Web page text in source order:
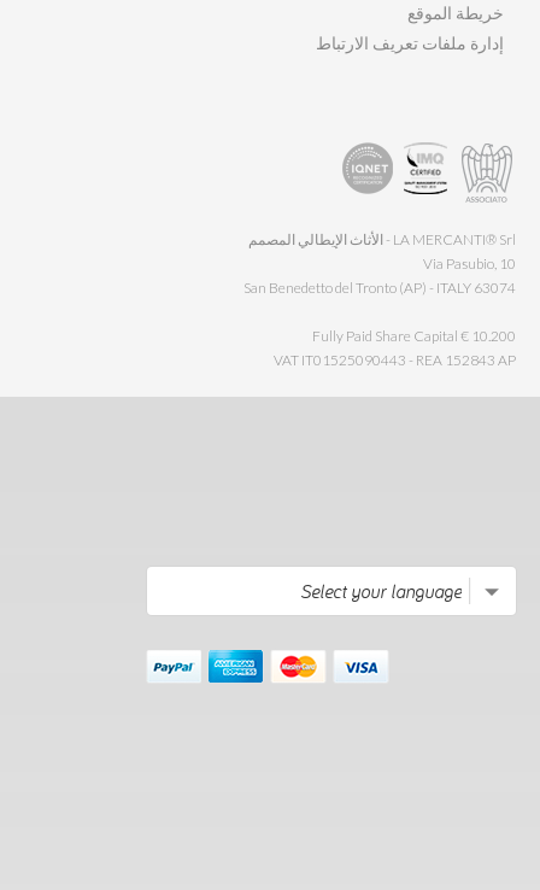
خريطة الموقع
إدارة ملفات تعريف الارتباط
LA MERCANTI® Srl - الأثاث الإيطالي المصمم
Via Pasubio, 10
63074 San Benedetto del Tronto (AP) - ITALY
Fully Paid Share Capital € 10.200
VAT IT01525090443 - REA 152843 AP